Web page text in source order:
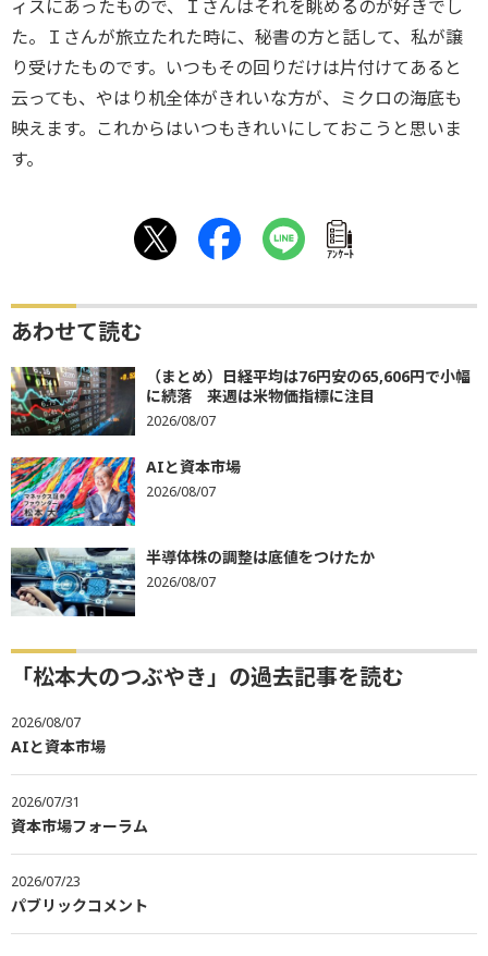
ィスにあったもので、Ｉさんはそれを眺めるのが好きでし
た。Ｉさんが旅立たれた時に、秘書の方と話して、私が譲
り受けたものです。いつもその回りだけは片付けてあると
云っても、やはり机全体がきれいな方が、ミクロの海底も
映えます。これからはいつもきれいにしておこうと思いま
す。
ｱﾝｹｰﾄ
あわせて読む
（まとめ）日経平均は76円安の65,606円で小幅
に続落 来週は米物価指標に注目
2026/08/07
AIと資本市場
2026/08/07
半導体株の調整は底値をつけたか
2026/08/07
「松本大のつぶやき」の過去記事を読む
2026/08/07
AIと資本市場
2026/07/31
資本市場フォーラム
2026/07/23
パブリックコメント